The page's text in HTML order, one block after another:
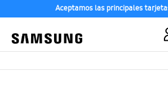
Aceptamos las principales